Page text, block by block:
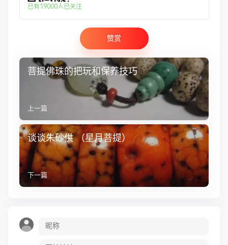
已有19000人已关注
赞赏
菩提佛珠的把玩和保养技巧
上一篇
谈谈朱砂供 （星月菩提）
下一篇